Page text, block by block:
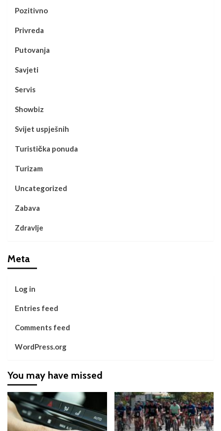
Pozitivno
Privreda
Putovanja
Savjeti
Servis
Showbiz
Svijet uspješnih
Turistička ponuda
Turizam
Uncategorized
Zabava
Zdravlje
Meta
Log in
Entries feed
Comments feed
WordPress.org
You may have missed